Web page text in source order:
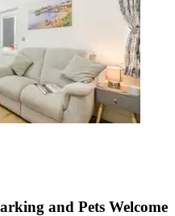
and Pets Welcome